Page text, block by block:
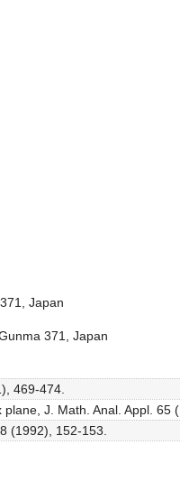
Japan
371, Japan
469-474.
J. Math. Anal. Appl. 65
(1992), 152-153.